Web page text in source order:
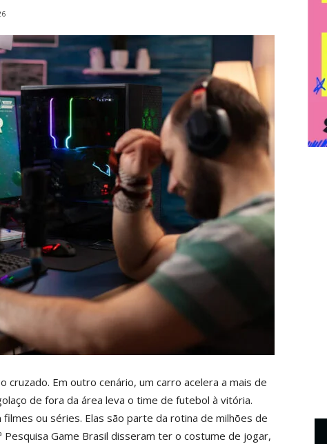
cruzado. Em outro cenário, um carro acelera a mais de
de fora da área leva o time de futebol à vitória.
ou séries. Elas são parte da rotina de milhões de
Game Brasil disseram ter o costume de jogar,